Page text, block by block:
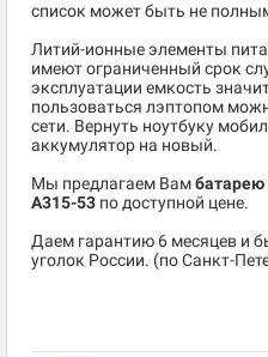
список может быть не
Литий-ионные элементы
имеют ограниченный срок
эксплуатации емкость
пользоваться лэптопом
сети. Вернуть ноутбуку
аккумулятор на новый.
Мы предлагаем Вамбатарею
A315-53 по доступной цене.
Даем гарантию 6 месяцев и
уголок России. (по Санкт-